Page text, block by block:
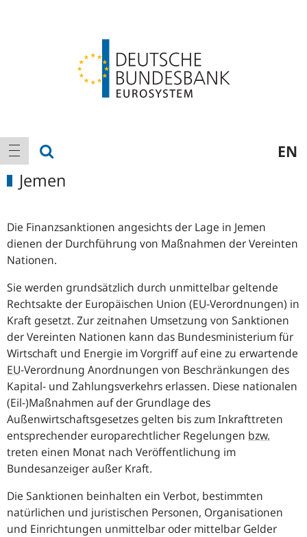
Hauptnavigation
Navigation anzeigen EN
Jemen
Die Finanzsanktionen angesichts der Lage in Jemen
dienen der Durchführung von Maßnahmen der Vereinten
Nationen.
Sie werden grundsätzlich durch unmittelbar geltende
Rechtsakte der Europäischen Union (EU-Verordnungen) in
Kraft gesetzt. Zur zeitnahen Umsetzung von Sanktionen
der Vereinten Nationen kann das Bundesministerium für
Wirtschaft und Energie im Vorgriff auf eine zu erwartende
EU-Verordnung Anordnungen von Beschränkungen des
Kapital- und Zahlungsverkehrs erlassen. Diese nationalen
(Eil-)Maßnahmen auf der Grundlage des
Außenwirtschaftsgesetzes gelten bis zum Inkrafttreten
entsprechender europarechtlicher Regelungen bzw.
treten einen Monat nach Veröffentlichung im
Bundesanzeiger außer Kraft.
Die Sanktionen beinhalten ein Verbot, bestimmten
natürlichen und juristischen Personen, Organisationen
und Einrichtungen unmittelbar oder mittelbar Gelder